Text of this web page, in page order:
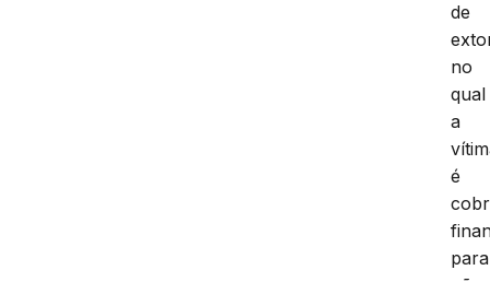
de
no
qual
a
é
para